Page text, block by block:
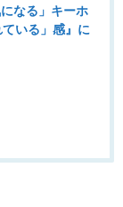
なる」キーホ
いる」感』に